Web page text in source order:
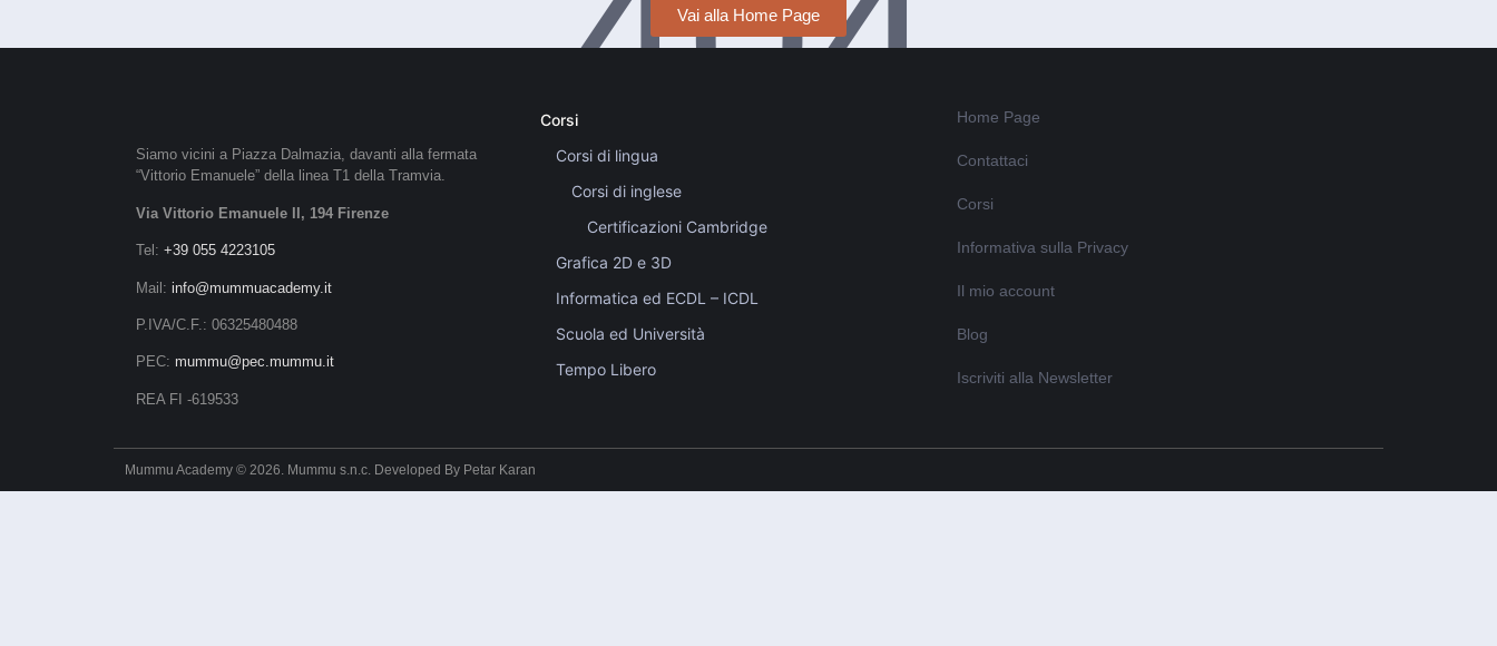
Vai alla Home Page
Siamo vicini a Piazza Dalmazia, davanti alla fermata
“Vittorio Emanuele” della linea T1 della Tramvia.
Via Vittorio Emanuele II, 194 Firenze
Tel: +39 055 4223105
Mail: info@mummuacademy.it
P.IVA/C.F.: 06325480488
PEC: mummu@pec.mummu.it
REA FI -619533
Corsi
Corsi di lingua
Corsi di inglese
Certificazioni Cambridge
Grafica 2D e 3D
Informatica ed ECDL – ICDL
Scuola ed Università
Tempo Libero
Home Page
Contattaci
Corsi
Informativa sulla Privacy
Il mio account
Blog
Iscriviti alla Newsletter
Mummu Academy © 2026. Mummu s.n.c. Developed By Petar Karan